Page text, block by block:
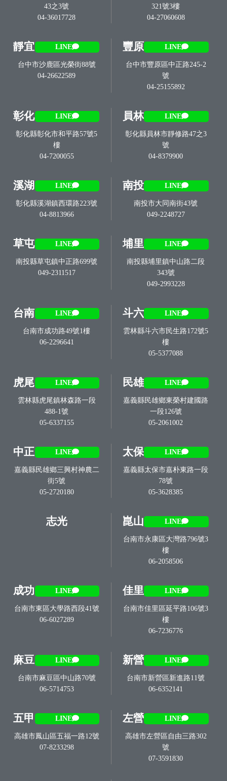
43之3號
04-36017728
321號3樓
04-27060608
靜宜 LINE
台中市沙鹿區光榮街88號
04-26622589
豐原 LINE
台中市豐原區中正路245-2
號
04-25155892
彰化 LINE
彰化縣彰化市和平路57號5
樓
04-7200055
員林 LINE
彰化縣員林市靜修路47之3
號
04-8379900
溪湖 LINE
彰化縣溪湖鎮西環路223號
04-8813966
南投 LINE
南投市大同南街43號
049-2248727
草屯 LINE
南投縣草屯鎮中正路699號
049-2311517
埔里 LINE
南投縣埔里鎮中山路二段
343號
049-2993228
台南 LINE
台南市成功路49號1樓
06-2296641
斗六 LINE
雲林縣斗六市民生路172號5
樓
05-5377088
虎尾 LINE
雲林縣虎尾鎮林森路一段
488-1號
05-6337155
民雄 LINE
嘉義縣民雄鄉東榮村建國路
一段126號
05-2061002
中正 LINE
嘉義縣民雄鄉三興村神農二
街5號
05-2720180
太保 LINE
嘉義縣太保市嘉朴東路一段
78號
05-3628385
志光 崑山 LINE
台南市永康區大灣路796號3
樓
06-2058506
成功 LINE
台南市東區大學路西段41號
06-6027289
佳里 LINE
台南市佳里區延平路106號3
樓
06-7236776
麻豆 LINE
台南市麻豆區中山路70號
06-5714753
新營 LINE
台南市新營區新進路11號
06-6352141
五甲 LINE
高雄市鳳山區五福一路12號
07-8233298
左營 LINE
高雄市左營區自由三路302
號
07-3591830